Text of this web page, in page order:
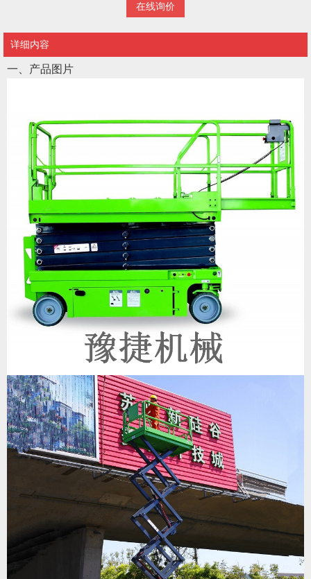
在线询价
详细内容
一、产品图片